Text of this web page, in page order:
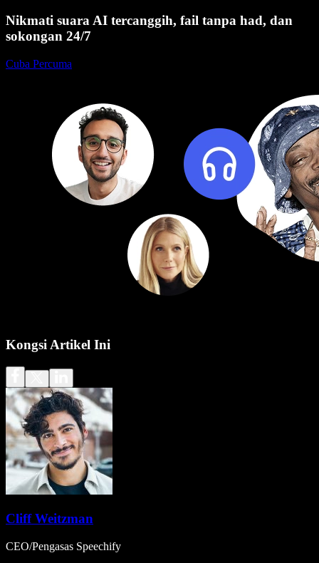
Nikmati suara AI tercanggih, fail tanpa had, dan
sokongan 24/7
Cuba Percuma
Kongsi Artikel Ini
Cliff Weitzman
CEO/Pengasas Speechify